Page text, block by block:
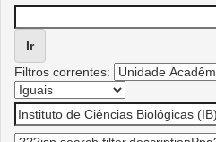
Filtros correntes: